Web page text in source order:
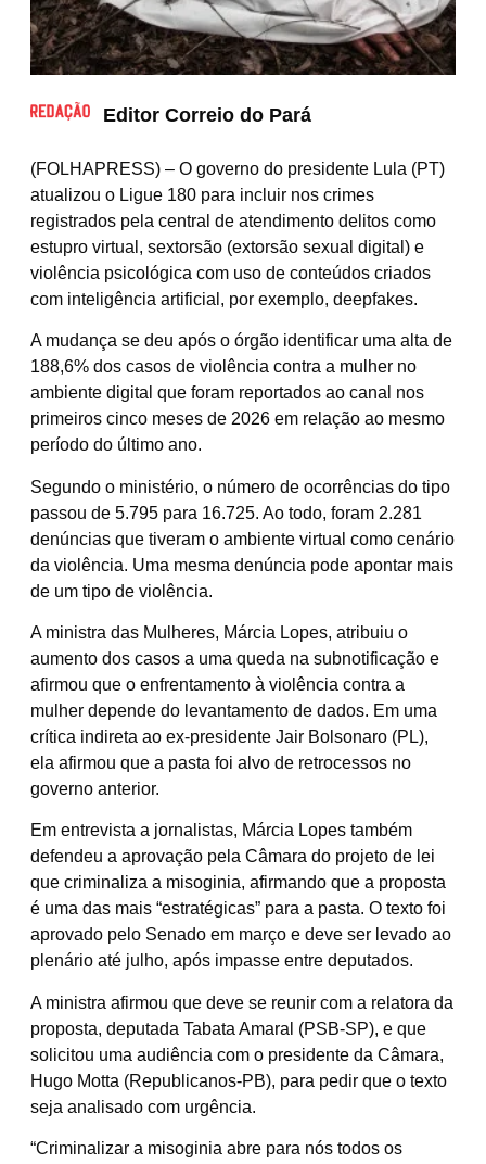
Editor Correio do Pará
(FOLHAPRESS) – O governo do presidente Lula (PT)
atualizou o Ligue 180 para incluir nos crimes
registrados pela central de atendimento delitos como
estupro virtual, sextorsão (extorsão sexual digital) e
violência psicológica com uso de conteúdos criados
com inteligência artificial, por exemplo, deepfakes.
A mudança se deu após o órgão identificar uma alta de
188,6% dos casos de violência contra a mulher no
ambiente digital que foram reportados ao canal nos
primeiros cinco meses de 2026 em relação ao mesmo
período do último ano.
Segundo o ministério, o número de ocorrências do tipo
passou de 5.795 para 16.725. Ao todo, foram 2.281
denúncias que tiveram o ambiente virtual como cenário
da violência. Uma mesma denúncia pode apontar mais
de um tipo de violência.
A ministra das Mulheres, Márcia Lopes, atribuiu o
aumento dos casos a uma queda na subnotificação e
afirmou que o enfrentamento à violência contra a
mulher depende do levantamento de dados. Em uma
crítica indireta ao ex-presidente Jair Bolsonaro (PL),
ela afirmou que a pasta foi alvo de retrocessos no
governo anterior.
Em entrevista a jornalistas, Márcia Lopes também
defendeu a aprovação pela Câmara do projeto de lei
que criminaliza a misoginia, afirmando que a proposta
é uma das mais “estratégicas” para a pasta. O texto foi
aprovado pelo Senado em março e deve ser levado ao
plenário até julho, após impasse entre deputados.
A ministra afirmou que deve se reunir com a relatora da
proposta, deputada Tabata Amaral (PSB-SP), e que
solicitou uma audiência com o presidente da Câmara,
Hugo Motta (Republicanos-PB), para pedir que o texto
seja analisado com urgência.
“Criminalizar a misoginia abre para nós todos os